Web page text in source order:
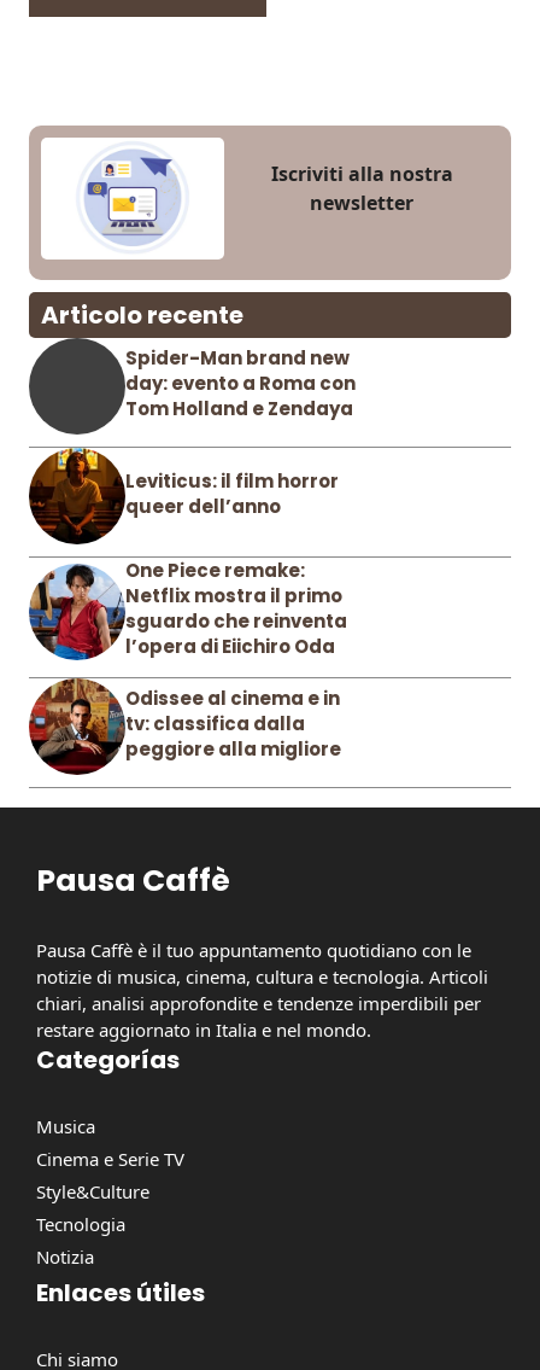
Iscriviti alla nostra
newsletter
Articolo recente
Spider-Man brand new
day: evento a Roma con
Tom Holland e Zendaya
Leviticus: il film horror
queer dell’anno
One Piece remake:
Netflix mostra il primo
sguardo che reinventa
l’opera di Eiichiro Oda
Odissee al cinema e in
tv: classifica dalla
peggiore alla migliore
Pausa Caffè
Pausa Caffè è il tuo appuntamento quotidiano con le
notizie di musica, cinema, cultura e tecnologia. Articoli
chiari, analisi approfondite e tendenze imperdibili per
restare aggiornato in Italia e nel mondo.
Categorías
Musica
Cinema e Serie TV
Style&Culture
Tecnologia
Notizia
Enlaces útiles
Chi siamo